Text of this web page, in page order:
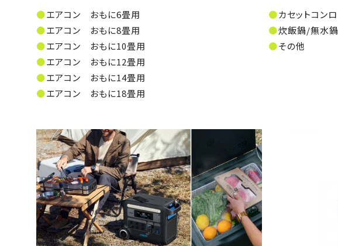
エアコン おもに6畳用
エアコン おもに8畳用
エアコン おもに10畳用
エアコン おもに12畳用
エアコン おもに14畳用
エアコン おもに18畳用
カセットコンロ
炊飯鍋/無水鍋
その他